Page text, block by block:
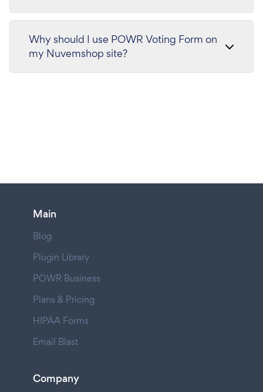
Why should I use POWR Voting Form on
my Nuvemshop site?
Main
Blog
Plugin Library
POWR Business
Plans & Pricing
HIPAA Forms
Email Blast
Company